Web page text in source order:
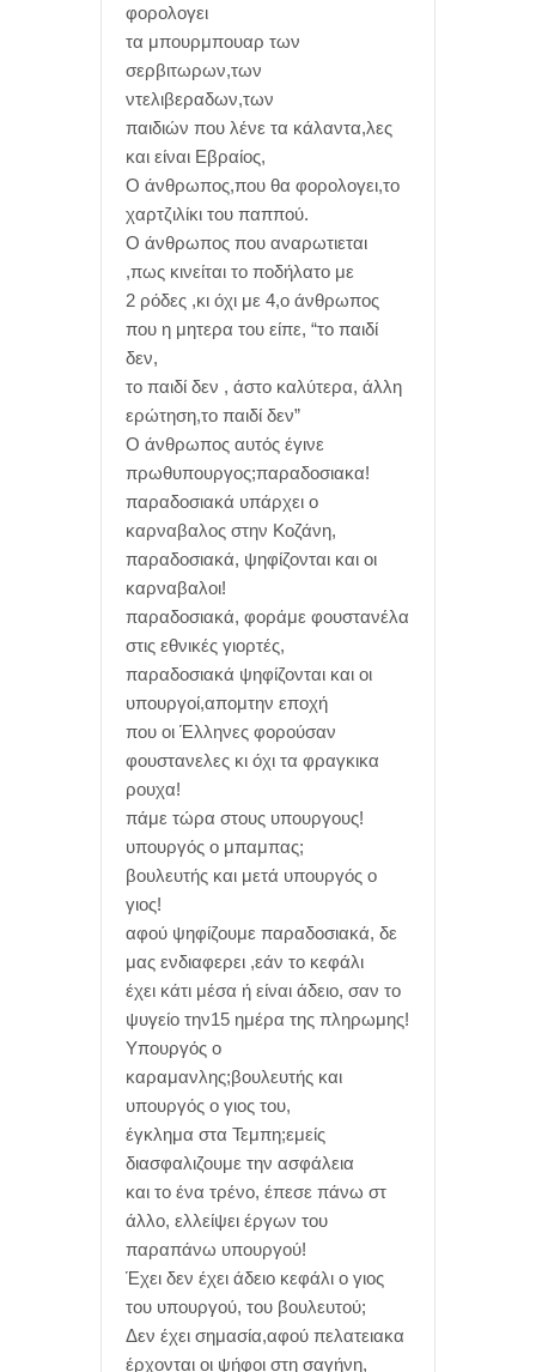
φορολογει
τα μπουρμπουαρ των
σερβιτωρων,των
ντελιβεραδων,των
παιδιών που λένε τα κάλαντα,λες
και είναι Εβραίος,
Ο άνθρωπος,που θα φορολογει,το
χαρτζιλίκι του παππού.
Ο άνθρωπος που αναρωτιεται
,πως κινείται το ποδήλατο με
2 ρόδες ,κι όχι με 4,ο άνθρωπος
που η μητερα του είπε, “το παιδί
δεν,
το παιδί δεν , άστο καλύτερα, άλλη
ερώτηση,το παιδί δεν”
Ο άνθρωπος αυτός έγινε
πρωθυπουργος;παραδοσιακα!
παραδοσιακά υπάρχει ο
καρναβαλος στην Κοζάνη,
παραδοσιακά, ψηφίζονται και οι
καρναβαλοι!
παραδοσιακά, φοράμε φουστανέλα
στις εθνικές γιορτές,
παραδοσιακά ψηφίζονται και οι
υπουργοί,απομτην εποχή
που οι Έλληνες φορούσαν
φουστανελες κι όχι τα φραγκικα
ρουχα!
πάμε τώρα στους υπουργους!
υπουργός ο μπαμπας;
βουλευτής και μετά υπουργός ο
γιος!
αφού ψηφίζουμε παραδοσιακά, δε
μας ενδιαφερει ,εάν το κεφάλι
έχει κάτι μέσα ή είναι άδειο, σαν το
ψυγείο την15 ημέρα της πληρωμης!
Υπουργός ο
καραμανλης;βουλευτής και
υπουργός ο γιος του,
έγκλημα στα Τεμπη;εμείς
διασφαλιζουμε την ασφάλεια
και το ένα τρένο, έπεσε πάνω στ
άλλο, ελλείψει έργων του
παραπάνω υπουργού!
Έχει δεν έχει άδειο κεφάλι ο γιος
του υπουργού, του βουλευτού;
Δεν έχει σημασία,αφού πελατειακα
έρχονται οι ψήφοι στη σαγήνη,